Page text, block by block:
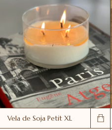
Vela de Soja Petit XL